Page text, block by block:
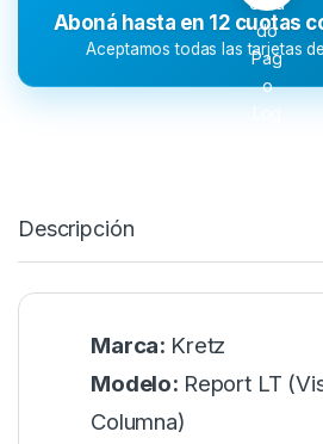
Aboná hasta en 12 cuotas
Aceptamos todas las tarjetas
Descripción
Marca: Kretz
Modelo: Report LT
Columna)